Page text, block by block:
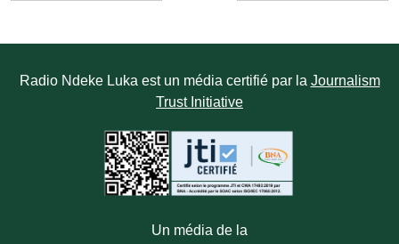
Radio Ndeke Luka est un média certifié par la Journalism
Trust Initiative
Un média de la